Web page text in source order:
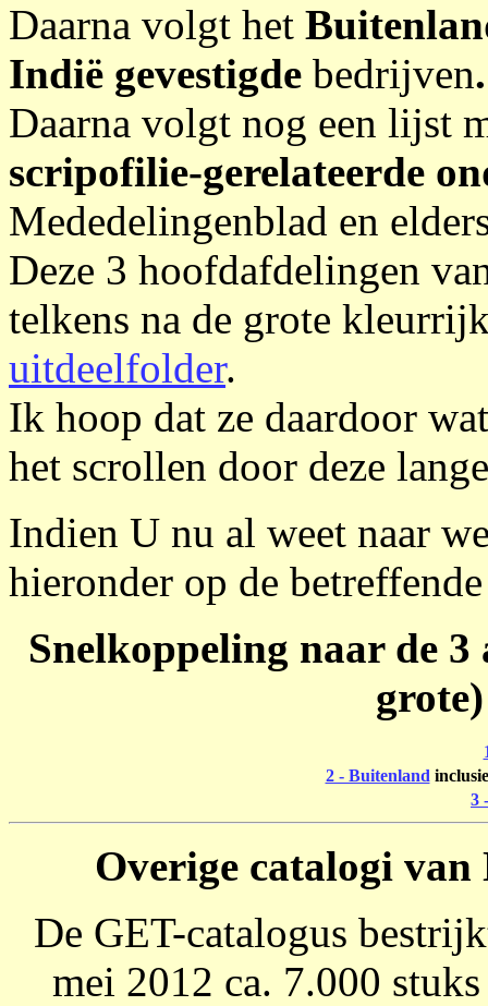
Daarna volgt het
Indië gevestigde bedrijven.
Daarna volgt nog een lijst
scripofilie-gerelateerde
Mededelingenblad en
Deze 3 hoofdafdelingen
telkens na de grote
uitdeelfolder.
Ik hoop dat ze daardoor
het scrollen door deze
Indien U nu al weet naar
hieronder op de
Snelkoppeling naar de 3
2 - Buitenland
3
Overige catalogi van
De GET-catalogus
mei 2012 ca. 7.000